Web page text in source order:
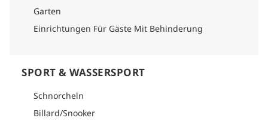
Garten
Einrichtungen Für Gäste Mit Behinderung
SPORT & WASSERSPORT
Schnorcheln
Billard/Snooker